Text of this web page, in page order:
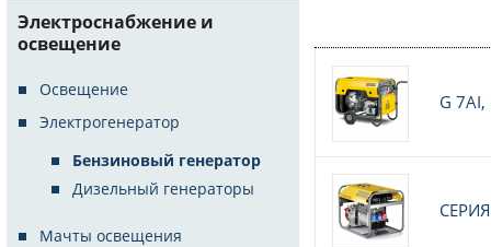
Электроснабжение и
освещение
Освещение
Электрогенератор
Бензиновый генератор
Дизельный генераторы
Мачты освещения
G 7AI,